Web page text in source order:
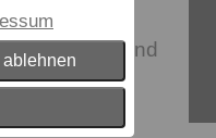
die
und